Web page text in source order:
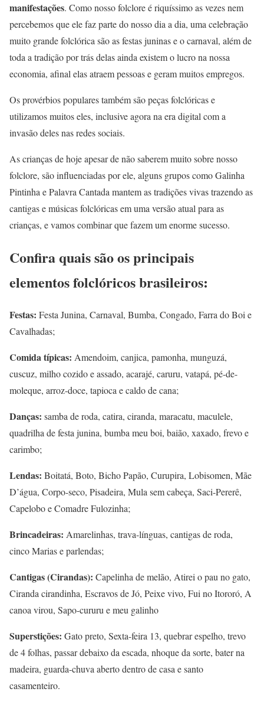
manifestações. Como nosso folclore é riquíssimo as vezes nem
percebemos que ele faz parte do nosso dia a dia, uma celebração
muito grande folclórica são as festas juninas e o carnaval, além de
toda a tradição por trás delas ainda existem o lucro na nossa
economia, afinal elas atraem pessoas e geram muitos empregos.
Os provérbios populares também são peças folclóricas e
utilizamos muitos eles, inclusive agora na era digital com a
invasão deles nas redes sociais.
As crianças de hoje apesar de não saberem muito sobre nosso
folclore, são influenciadas por ele, alguns grupos como Galinha
Pintinha e Palavra Cantada mantem as tradições vivas trazendo as
cantigas e músicas folclóricas em uma versão atual para as
crianças, e vamos combinar que fazem um enorme sucesso.
Confira quais são os principais
elementos folclóricos brasileiros:
Festas: Festa Junina, Carnaval, Bumba, Congado, Farra do Boi e
Cavalhadas;
Comida típicas: Amendoim, canjica, pamonha, munguzá,
cuscuz, milho cozido e assado, acarajé, caruru, vatapá, pé-de-
moleque, arroz-doce, tapioca e caldo de cana;
Danças: samba de roda, catira, ciranda, maracatu, maculele,
quadrilha de festa junina, bumba meu boi, baião, xaxado, frevo e
carimbo;
Lendas: Boitatá, Boto, Bicho Papão, Curupira, Lobisomen, Mãe
D’água, Corpo-seco, Pisadeira, Mula sem cabeça, Saci-Pererê,
Capelobo e Comadre Fulozinha;
Brincadeiras: Amarelinhas, trava-línguas, cantigas de roda,
cinco Marias e parlendas;
Cantigas (Cirandas): Capelinha de melão, Atirei o pau no gato,
Ciranda cirandinha, Escravos de Jó, Peixe vivo, Fui no Itororó, A
canoa virou, Sapo-cururu e meu galinho
Superstições: Gato preto, Sexta-feira 13, quebrar espelho, trevo
de 4 folhas, passar debaixo da escada, nhoque da sorte, bater na
madeira, guarda-chuva aberto dentro de casa e santo
casamenteiro.